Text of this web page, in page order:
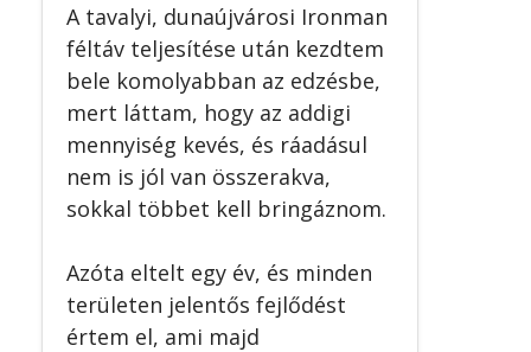
A tavalyi, dunaújvárosi Ironman
féltáv teljesítése után kezdtem
bele komolyabban az edzésbe,
mert láttam, hogy az addigi
mennyiség kevés, és ráadásul
nem is jól van összerakva,
sokkal többet kell bringáznom.
Azóta eltelt egy év, és minden
területen jelentős fejlődést
értem el, ami majd